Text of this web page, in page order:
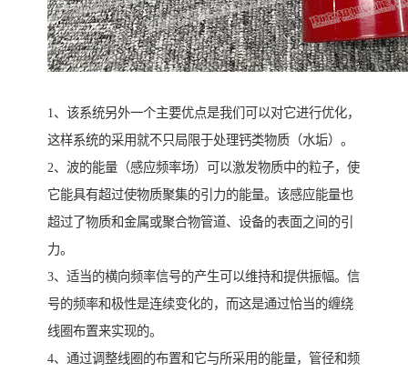
1、该系统另外一个主要优点是我们可以对它进行优化，
这样系统的采用就不只局限于处理钙类物质（水垢）。
2、波的能量（感应频率场）可以激发物质中的粒子，使
它能具有超过使物质聚集的引力的能量。该感应能量也
超过了物质和金属或聚合物管道、设备的表面之间的引
力。
3、适当的横向频率信号的产生可以维持和提供振幅。信
号的频率和极性是连续变化的，而这是通过恰当的缠绕
线圈布置来实现的。
4、通过调整线圈的布置和它与所采用的能量，管径和频